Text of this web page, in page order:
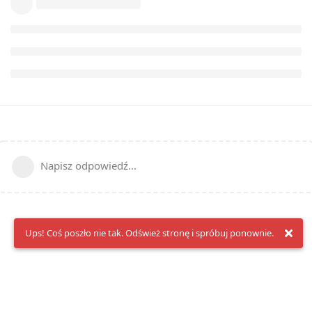
Napisz odpowiedź...
Ups! Coś poszło nie tak. Odśwież stronę i spróbuj ponownie.